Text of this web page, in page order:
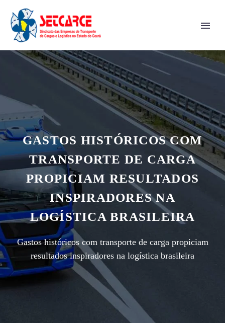
GASTOS HISTÓRICOS COM
TRANSPORTE DE CARGA
PROPICIAM RESULTADOS
INSPIRADORES NA
LOGÍSTICA BRASILEIRA
Gastos históricos com transporte de carga propiciam
resultados inspiradores na logística brasileira